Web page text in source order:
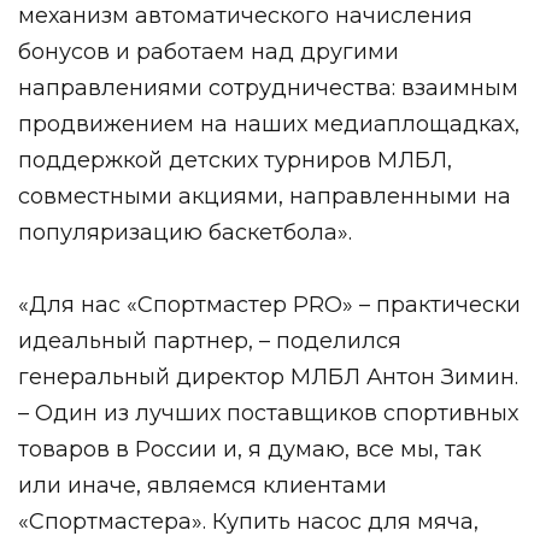
механизм автоматического начисления
бонусов и работаем над другими
направлениями сотрудничества: взаимным
продвижением на наших медиаплощадках,
поддержкой детских турниров МЛБЛ,
совместными акциями, направленными на
популяризацию баскетбола».
«Для нас «Спортмастер PRO» – практически
идеальный партнер, – поделился
генеральный директор МЛБЛ Антон Зимин.
– Один из лучших поставщиков спортивных
товаров в России и, я думаю, все мы, так
или иначе, являемся клиентами
«Спортмастера». Купить насос для мяча,